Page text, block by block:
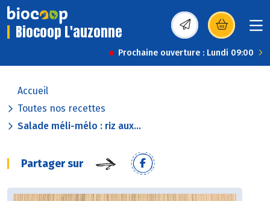
Biocoop L'auzonne (s’ouvre dans une
Prochaine ouverture : Lundi 09:00
Accueil
Toutes nos recettes
Salade méli-mélo : riz aux...
Partager sur